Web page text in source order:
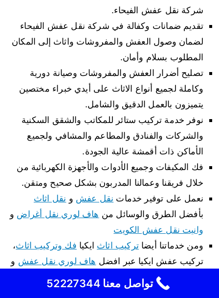
شركة نقل عفش الفيحاء.
تقديم ضمانات وكفالة في شركة نقل عفش الفيحاء
لضمان وصول العفش والمفروشات واثاث إلى المكان
المطلوب بسلام وأمان.
تصليح أضرار العفش والمفروشات وصيانة دورية
وكاملة لجميع أنواع الاثاث على أيدي خبراء مختصين
يتميزون بالعمل الدقيق والشامل.
نوفر خدمة تركيب ستائر للمكاتب والشقق السكنية
والشركات والفنادق والمطاعم والمشافي ولجميع
الأماكن ذات أقمشة عالية الجودة.
فك المكيفات وجميع الأدوات والأجهزة الكهربائية من
خلال فريقنا وعمالنا المدربون بشكل صحيح ومتقن.
نعمل على توفير خدمات نقل عفش و نقل اثاث
بأفضل الطرق والوسائل من هاف لوري نقل أغراض و
وانيت نقل عفش الكويت
ومن خدماتنا أيضاتركيب اثاث ايكيا فك وتركيب اثاث،
تركيب عفش ايكيا عبر افضل هاف لوري نقل عفش و
وانيت نقل عفش في الكويت مع خدمات
وجار هندي لتركيب ارقى الوجار في
تواصل معنا 52227344